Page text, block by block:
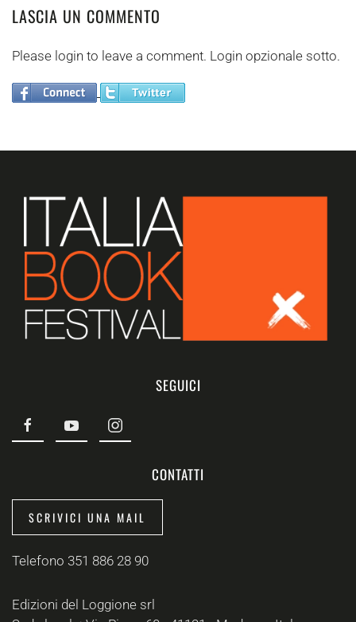
LASCIA UN COMMENTO
Please login to leave a comment. Login opzionale sotto.
SEGUICI
CONTATTI
SCRIVICI UNA MAIL
Telefono 351 886 28 90
Edizioni del Loggione srl